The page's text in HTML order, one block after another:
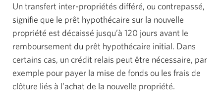
Un transfert inter-propriétés différé, ou contrepassé,
signifie que le prêt hypothécaire sur la nouvelle
propriété est décaissé jusqu’à 120 jours avant le
remboursement du prêt hypothécaire initial. Dans
certains cas, un crédit relais peut être nécessaire, par
exemple pour payer la mise de fonds ou les frais de
clôture liés à l’achat de la nouvelle propriété.